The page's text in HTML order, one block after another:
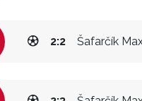
Šafarčík
2:2